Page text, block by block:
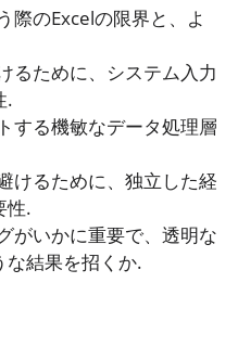
際のExcelの限界と、よ
るために、システム入力
.
する機敏なデータ処理層
けるために、独立した経
性.
がいかに重要で、透明な
な結果を招くか.